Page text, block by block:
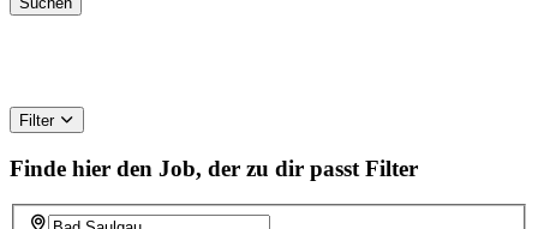
Filter
Finde hier den Job, der zu dir passt Filter